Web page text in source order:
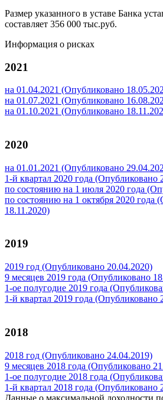
Размер указанного в уставе Банка
составляет 356 000 тыс.руб.
Информация о рисках
2021
на 01.04.2021 (Опубликовано
на 01.07.2021 (Опубликовано
на 01.10.2021 (Опубликовано
2020
на 01.01.2021 (Опубликовано
1-й квартал 2020 года (Опубликовано
по состоянию на 1 июля 2020 года
по состоянию на 1 октября 2020 года
18.11.2020)
2019
2019 год (Опубликовано 20.04.2020)
9 месяцев 2019 года (Опубликовано
1-ое полугодие 2019 года
1-й квартал 2019 года (Опубликовано
2018
2018 год (Опубликовано 24.04.2019)
9 месяцев 2018 года (Опубликовано
1-ое полугодие 2018 года
1-й квартал 2018 года (Опубликовано
Данные о максимальной доходности